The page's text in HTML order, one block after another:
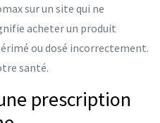
sur un site qui ne
acheter un produit
ou dosé incorrectement.
santé.
prescription